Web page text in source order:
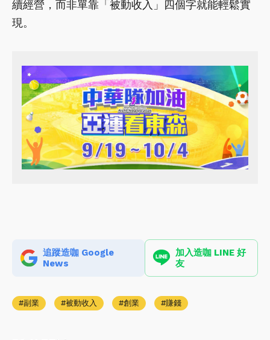
續經營，而非單靠「被動收入」四個字就能輕鬆實
現。
追蹤造咖 Google
News
加入造咖 LINE 好
友
副業 被動收入 創業 賺錢